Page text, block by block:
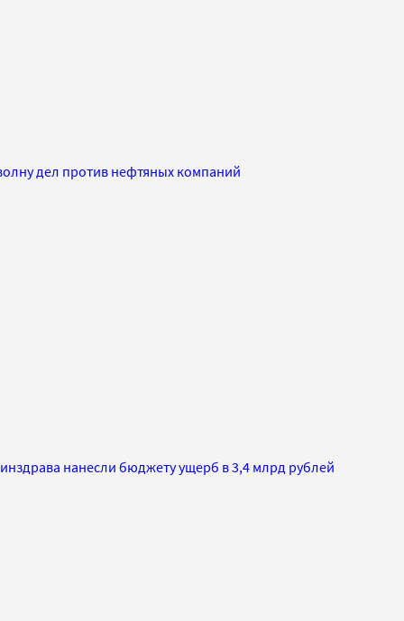
дел против нефтяных компаний
нанесли бюджету ущерб в 3,4 млрд рублей